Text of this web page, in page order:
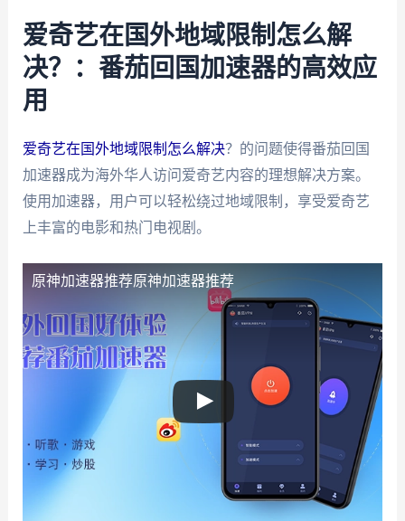
爱奇艺在国外地域限制怎么解
决？：番茄回国加速器的高效应
用
爱奇艺在国外地域限制怎么解决？的问题使得番茄回国
加速器成为海外华人访问爱奇艺内容的理想解决方案。
使用加速器，用户可以轻松绕过地域限制，享受爱奇艺
上丰富的电影和热门电视剧。
原神加速器推荐原神加速器推荐